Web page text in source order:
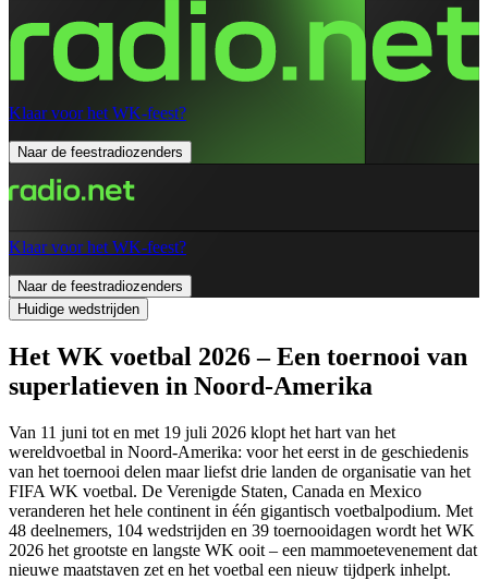
Klaar voor het WK-feest?
Naar de feestradiozenders
Klaar voor het WK-feest?
Naar de feestradiozenders
Huidige wedstrijden
Het WK voetbal 2026 – Een toernooi van
superlatieven in Noord-Amerika
Van 11 juni tot en met 19 juli 2026 klopt het hart van het
wereldvoetbal in Noord-Amerika: voor het eerst in de geschiedenis
van het toernooi delen maar liefst drie landen de organisatie van het
FIFA WK voetbal. De Verenigde Staten, Canada en Mexico
veranderen het hele continent in één gigantisch voetbalpodium. Met
48 deelnemers, 104 wedstrijden en 39 toernooidagen wordt het WK
2026 het grootste en langste WK ooit – een mammoetevenement dat
nieuwe maatstaven zet en het voetbal een nieuw tijdperk inhelpt.